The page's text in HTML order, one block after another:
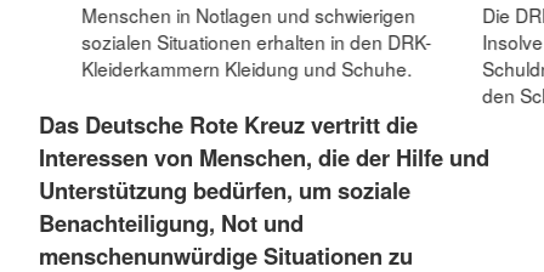
Menschen in Notlagen und schwierigen
sozialen Situationen erhalten in den DRK-
Kleiderkammern Kleidung und Schuhe.
Die
den
Das Deutsche Rote Kreuz vertritt die
Interessen von Menschen, die der Hilfe und
Unterstützung bedürfen, um soziale
Benachteiligung, Not und
menschenunwürdige Situationen zu